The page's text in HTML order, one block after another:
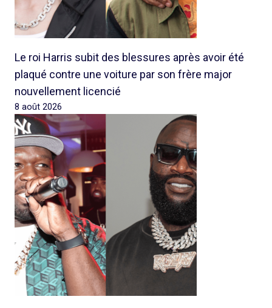
Le roi Harris subit des blessures après avoir été
plaqué contre une voiture par son frère major
nouvellement licencié
8 août 2026